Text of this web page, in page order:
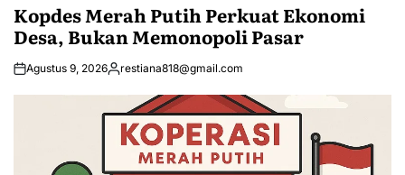
Kopdes Merah Putih Perkuat Ekonomi
Desa, Bukan Memonopoli Pasar
Agustus 9, 2026Posted
restiana818@gmail.com